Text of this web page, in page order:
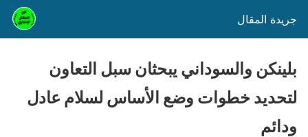
جريدة المقال
بلينكن والسوداني يبحثان سبل التعاون
لتحديد خطوات وضع الأساس لسلام عادل
ودائم